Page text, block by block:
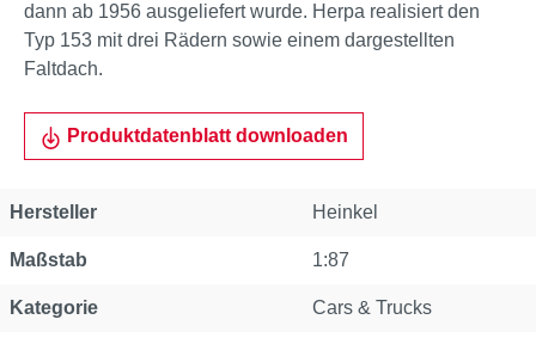
dann ab 1956 ausgeliefert wurde. Herpa realisiert den
Typ 153 mit drei Rädern sowie einem dargestellten
Faltdach.
Produktdatenblatt downloaden
Hersteller Heinkel
Maßstab 1:87
Kategorie Cars & Trucks